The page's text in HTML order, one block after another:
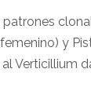
y
Verticillium